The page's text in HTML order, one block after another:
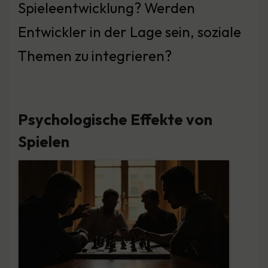
Spieleentwicklung? Werden
Entwickler in der Lage sein, soziale
Themen zu integrieren?
Psychologische Effekte von
Spielen